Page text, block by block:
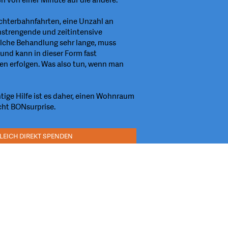
eine Unzahl an
und zeitintensive
Behandlung sehr lange, muss
kann in dieser Form fast
erfolgen. Was also tun, wenn man
Hilfe ist es daher, einen Wohnraum
BONsurprise.
DIREKT SPENDEN